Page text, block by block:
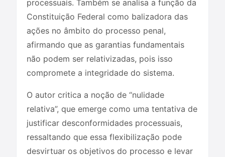
processuais. Também se analisa a função da
Constituição Federal como balizadora das
ações no âmbito do processo penal,
afirmando que as garantias fundamentais
não podem ser relativizadas, pois isso
compromete a integridade do sistema.
O autor critica a noção de “nulidade
relativa”, que emerge como uma tentativa de
justificar desconformidades processuais,
ressaltando que essa flexibilização pode
desvirtuar os objetivos do processo e levar